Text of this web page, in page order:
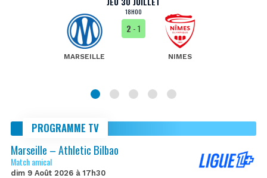
18H00
MARSEILLE
2 - 1
NIMES
PROGRAMME TV
Marseille – Athletic Bilbao
Match amical
dim 9 Août 2026 à 17h30